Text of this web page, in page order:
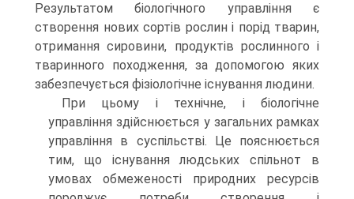
Результатом біологічного управління є
створення нових сортів рослин і порід тварин,
отримання сировини, продуктів рослинного і
тваринного походження, за допомогою яких
забезпечується фізіологічне існування людини.
При цьому і технічне, і біологічне
управління здійснюється у загальних рамках
управління в суспільстві. Це пояснюється
тим, що існування людських спільнот в
умовах обмеженості природних ресурсів